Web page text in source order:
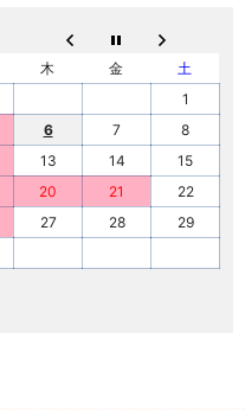
木 金
土
1
6 7
8
13 14
15
20 21
22
27 28
29